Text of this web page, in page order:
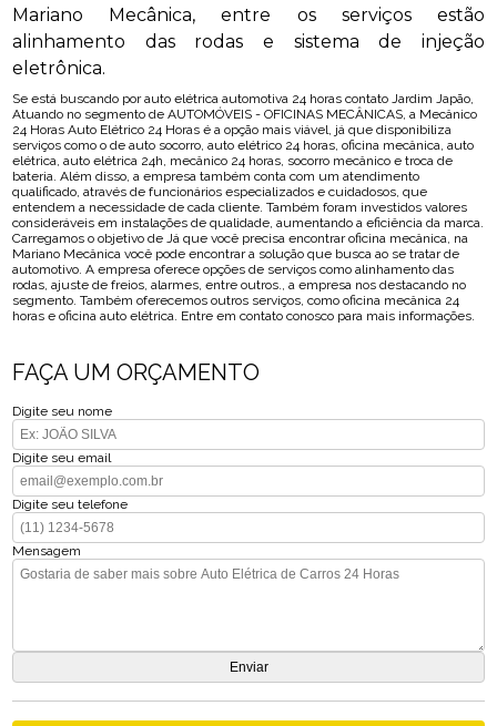
Mariano Mecânica, entre os serviços estão
alinhamento das rodas e sistema de injeção
eletrônica.
Se está buscando por auto elétrica automotiva 24 horas contato Jardim Japão,
Atuando no segmento de AUTOMÓVEIS - OFICINAS MECÂNICAS, a Mecânico
24 Horas Auto Elétrico 24 Horas é a opção mais viável, já que disponibiliza
serviços como o de auto socorro, auto elétrico 24 horas, oficina mecânica, auto
elétrica, auto elétrica 24h, mecânico 24 horas, socorro mecânico e troca de
bateria. Além disso, a empresa também conta com um atendimento
qualificado, através de funcionários especializados e cuidadosos, que
entendem a necessidade de cada cliente. Também foram investidos valores
consideráveis em instalações de qualidade, aumentando a eficiência da marca.
Carregamos o objetivo de Já que você precisa encontrar oficina mecânica, na
Mariano Mecânica você pode encontrar a solução que busca ao se tratar de
automotivo. A empresa oferece opções de serviços como alinhamento das
rodas, ajuste de freios, alarmes, entre outros., a empresa nos destacando no
segmento. Também oferecemos outros serviços, como oficina mecânica 24
horas e oficina auto elétrica. Entre em contato conosco para mais informações.
FAÇA UM ORÇAMENTO
Digite seu nome
Digite seu email
Digite seu telefone
Mensagem